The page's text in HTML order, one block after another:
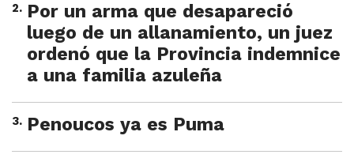
2. Por un arma que desapareció
luego de un allanamiento, un juez
ordenó que la Provincia indemnice
a una familia azuleña
3. Penoucos ya es Puma